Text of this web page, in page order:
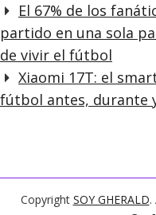
El 67% de los
partido en una sola
de vivir el fútbol
Xiaomi 17T: el
fútbol antes, durante
Copyright SOY GHERALD.